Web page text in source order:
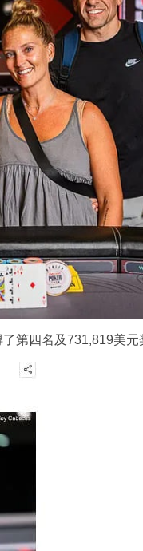
第四名及731,819美元